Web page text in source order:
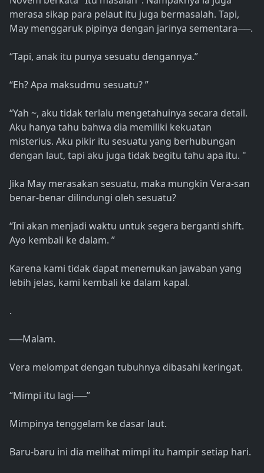
merasa sikap para pelaut itu juga bermasalah. Tapi,
May menggaruk pipinya dengan jarinya sementara──.
“Tapi, anak itu punya sesuatu dengannya.”
“Eh? Apa maksudmu sesuatu? ”
“Yah ~, aku tidak terlalu mengetahuinya secara detail.
Aku hanya tahu bahwa dia memiliki kekuatan
misterius. Aku pikir itu sesuatu yang berhubungan
dengan laut, tapi aku juga tidak begitu tahu apa itu. "
Jika May merasakan sesuatu, maka mungkin Vera-san
benar-benar dilindungi oleh sesuatu?
“Ini akan menjadi waktu untuk segera berganti shift.
Ayo kembali ke dalam. ”
Karena kami tidak dapat menemukan jawaban yang
lebih jelas, kami kembali ke dalam kapal.
.
──Malam.
Vera melompat dengan tubuhnya dibasahi keringat.
“Mimpi itu lagi──”
Mimpinya tenggelam ke dasar laut.
Baru-baru ini dia melihat mimpi itu hampir setiap hari.